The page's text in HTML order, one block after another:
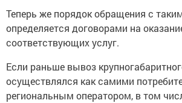
Теперь же порядок обращения с
определяется договорами на
соответствующих услуг.
Если раньше вывоз
осуществлялся как самими
региональным оператором, в том